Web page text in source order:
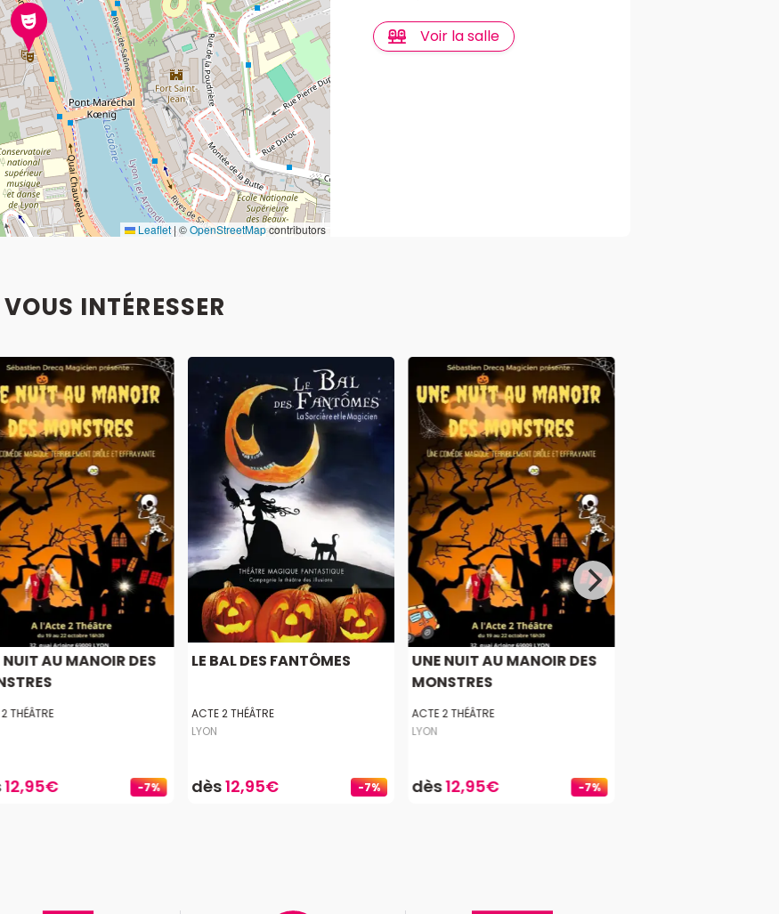
Leaflet |©OpenStreetMapcontributors
Voir la salle
INTÉRESSER
-7%
NUIT AU MANOIR DES
THÉÂTRE
12,95€ -7%
LE BAL DES FANTÔMES
ACTE 2 THÉÂTRE
LYON
dès12,95€ -7%
UNE NUIT AU MANOIR DES
MONSTRES
ACTE 2 THÉÂTRE
LYON
dès12,95€